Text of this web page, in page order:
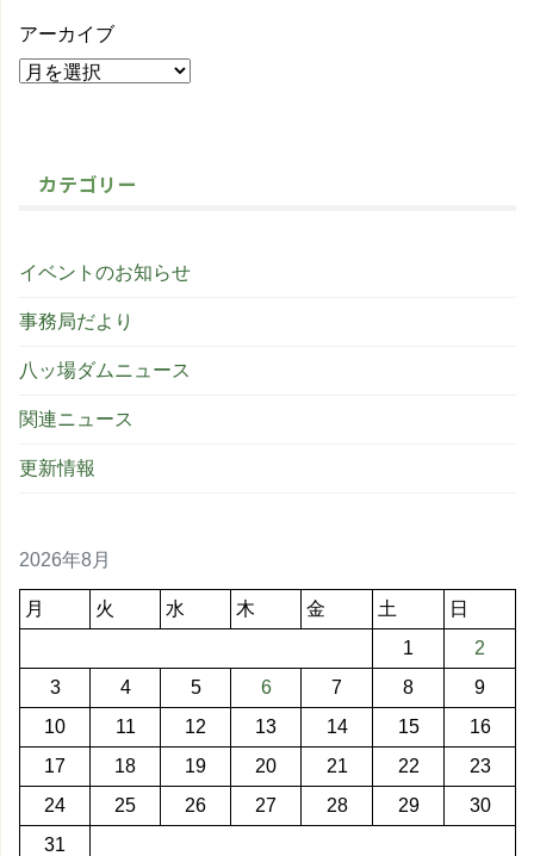
アーカイブ
カテゴリー
イベントのお知らせ
事務局だより
八ッ場ダムニュース
関連ニュース
更新情報
2026年8月
月 火 水 木 金 土
日
1
2
3
4 5 6 7 8
9
10
11 12 13 14 15
16
17
18 19 20 21 22
23
24
25 26 27 28 29
30
31